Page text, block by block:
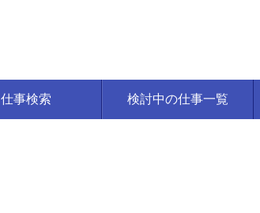
仕事検索 検討中の仕事一覧